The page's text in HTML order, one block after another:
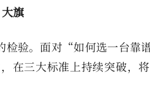
旗
检验。面对“如何选一台靠
三大标准上持续突破，